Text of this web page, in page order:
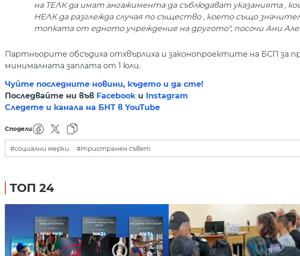
на ТЕЛК да имат ангажимента да съблюдават указанията ,
НЕЛК да разглежда случая по същество , което също
топката от едното учреждение на другото", посочи Ани
Партньорите обсъдиха отхвърлиха и законопроектите на БСП за
минималната заплата от 1 юли.
Чуйте последните новини, където и да сте!
Последвайте ни във Facebook и Instagram
Следете и канала на БНТ в YouTube
Сподели
#социални мерки #тристранен съвет
ТОП 24